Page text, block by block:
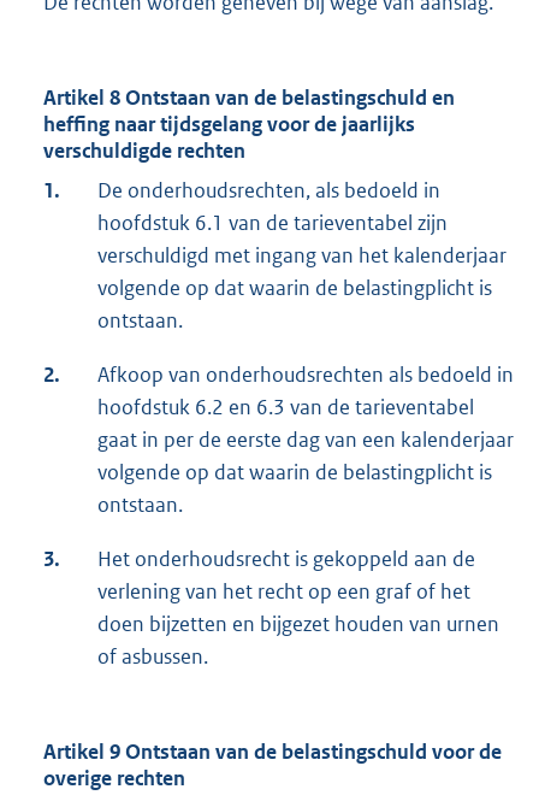
Artikel 8 Ontstaan van de belastingschuld en
heffing naar tijdsgelang voor de jaarlijks
verschuldigde rechten
1.
De onderhoudsrechten, als bedoeld in
hoofdstuk 6.1 van de tarieventabel zijn
verschuldigd met ingang van het kalenderjaar
volgende op dat waarin de belastingplicht is
ontstaan.
2.
Afkoop van onderhoudsrechten als bedoeld in
hoofdstuk 6.2 en 6.3 van de tarieventabel
gaat in per de eerste dag van een kalenderjaar
volgende op dat waarin de belastingplicht is
ontstaan.
3.
Het onderhoudsrecht is gekoppeld aan de
verlening van het recht op een graf of het
doen bijzetten en bijgezet houden van urnen
of asbussen.
Artikel 9 Ontstaan van de belastingschuld voor de
overige rechten